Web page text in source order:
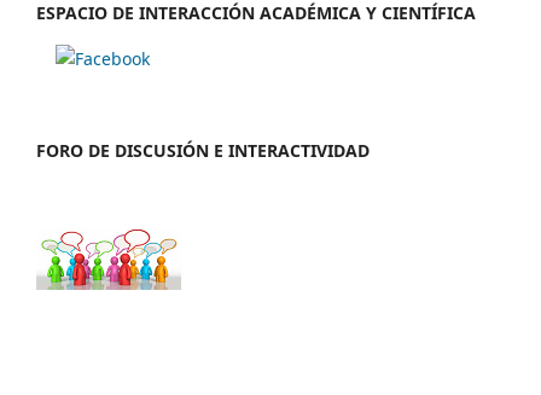
ESPACIO DE INTERACCIÓN ACADÉMICA Y CIENTÍFICA
FORO DE DISCUSIÓN E INTERACTIVIDAD